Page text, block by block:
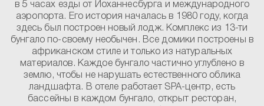
в 5 часах езды от Йоханнесбурга и международного
аэропорта. Его история началась в 1980 году, когда
здесь был построен новый лодж. Комплекс из 13-ти
бунгало по-своему необычен. Все домики построены в
африканском стиле и только из натуральных
материалов. Каждое бунгало частично углублено в
землю, чтобы не нарушать естественного облика
ландшафта. В отеле работает SPA-центр, есть
бассейны в каждом бунгало, открыт ресторан,